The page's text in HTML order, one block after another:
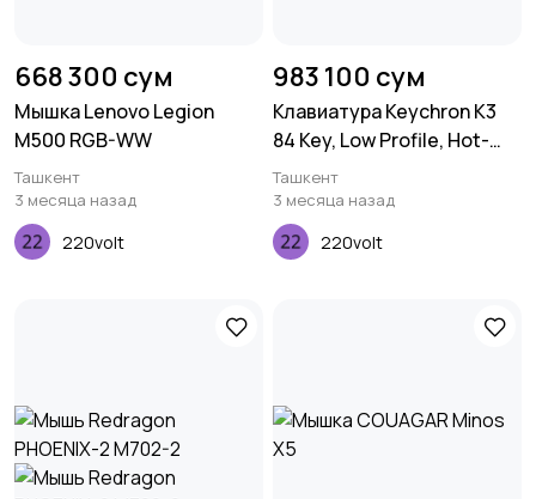
668 300 сум
Мышка Lenovo Legion
M500 RGB-WW
Ташкент
3 месяца назад
220volt
983 100 сум
Клавиатура Keychron K3
84 Key, Low Profile, Hot-
Swap, Optical, White, LED,
Red
Ташкент
3 месяца назад
220volt